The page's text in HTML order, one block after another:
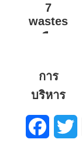
7
wastes
คือ
สูญเสียที่
เกิดขึ้น
ในคลัง
สินค้า
การ
บริหาร
ความ
ขัดแย้ง